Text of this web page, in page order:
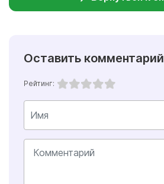
Оставить комментарий
Рейтинг: